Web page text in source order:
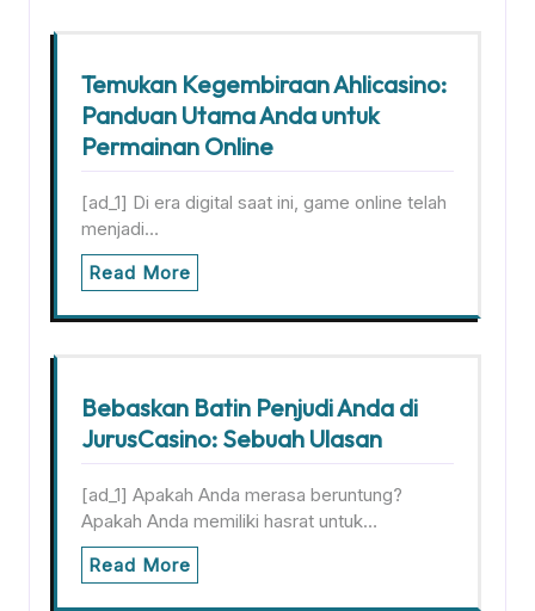
Temukan Kegembiraan Ahlicasino:
Panduan Utama Anda untuk
Permainan Online
[ad_1] Di era digital saat ini, game online telah
menjadi…
Read More
Bebaskan Batin Penjudi Anda di
JurusCasino: Sebuah Ulasan
[ad_1] Apakah Anda merasa beruntung?
Apakah Anda memiliki hasrat untuk…
Read More